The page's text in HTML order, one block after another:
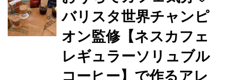
丸の内店」を2024年7⽉17⽇にオープ
ンしました。新メニューとして、奈良
本店とグランスタ丸の内店で新感覚ア
イスコーヒー「ダブルオリジンアイス
コーヒー」やグランスタ丸の内店限定
バリスタ世界チャンピ
オン監修【ネスカフェ
レギュラーソリュブル
コーヒー】で作るアレ